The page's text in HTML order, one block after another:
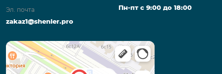
Эл. почта
zakaz1@shenler.pro
Пн-пт с 9:00 до 18:00